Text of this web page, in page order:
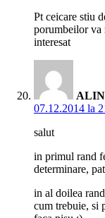
Pt ceicare stiu
porumbeilor va
interesat
07.12.2014 la
salut
in primul rand
determinare,
in al doilea
cum trebuie, si